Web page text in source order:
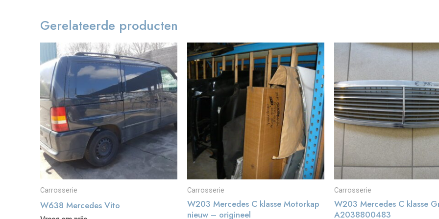
Gerelateerde producten
Carrosserie
W638 Mercedes Vito
Carrosserie
W203 Mercedes C klasse Motorkap
nieuw – origineel
Carrosserie
W203 Mercedes C klasse
A2038800483